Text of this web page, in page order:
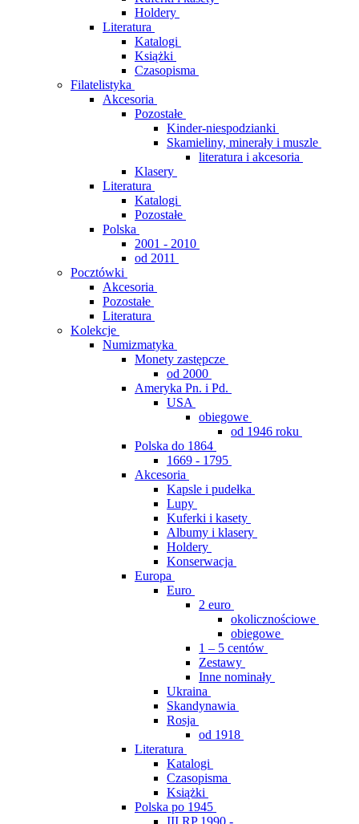
Holdery
Literatura
Katalogi
Książki
Czasopisma
Filatelistyka
Akcesoria
Pozostałe
Kinder-niespodzianki
Skamieliny, minerały i muszle
literatura i akcesoria
Klasery
Literatura
Katalogi
Pozostałe
Polska
2001 - 2010
od 2011
Pocztówki
Akcesoria
Pozostałe
Literatura
Kolekcje
Numizmatyka
Monety zastępcze
od 2000
Ameryka Pn. i Pd.
USA
obiegowe
od 1946 roku
Polska do 1864
1669 - 1795
Akcesoria
Kapsle i pudełka
Lupy
Kuferki i kasety
Albumy i klasery
Holdery
Konserwacja
Europa
Euro
2 euro
okolicznościowe
obiegowe
1 – 5 centów
Zestawy
Inne nominały
Ukraina
Skandynawia
Rosja
od 1918
Literatura
Katalogi
Czasopisma
Książki
Polska po 1945
III RP 1990 -